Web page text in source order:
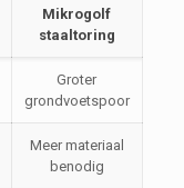
Mikrogolf
staaltoring
Groter
grondvoetspoor
Meer materiaal
benodig